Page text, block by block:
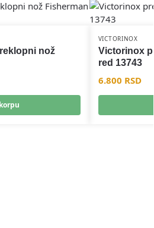
nož
VICTORINOX
Victorinox
red 13743
6.800 RSD